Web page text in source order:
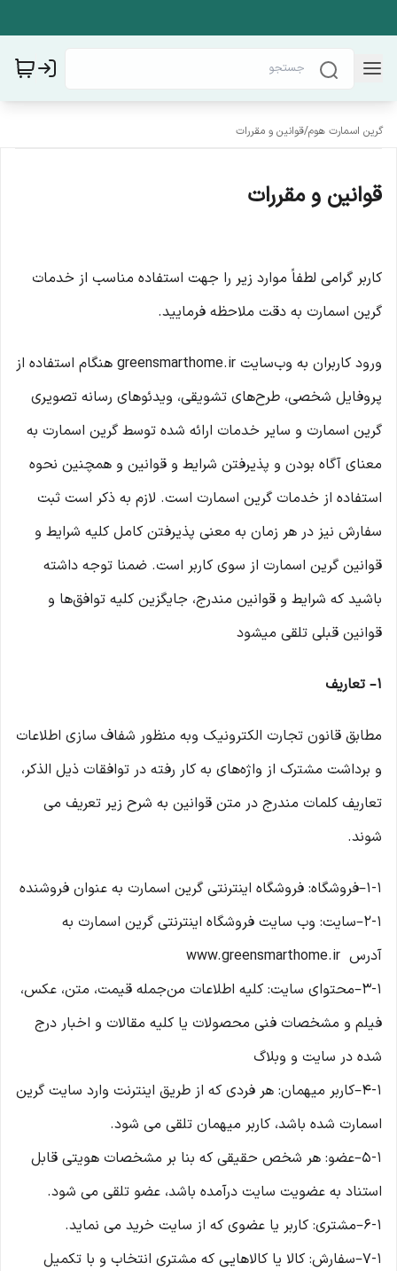
گرین اسمارت هوم/قوانین و مقررات
قوانین و مقررات
کاربر گرامی لطفاً موارد زیر را جهت استفاده مناسب از خدمات
گرین اسمارت به دقت ملاحظه فرمایید.
ورود کاربران به وب‏‌سایت greensmarthome.ir هنگام استفاده از
پروفایل شخصی، طرح‏‌های تشویقی، ویدئوهای رسانه تصویری
گرین اسمارت و سایر خدمات ارائه شده توسط گرین اسمارت به
معنای آگاه بودن و پذیرفتن شرایط و قوانین و همچنین نحوه
استفاده از خدمات گرین اسمارت است. لازم به ذکر است ثبت
سفارش نیز در هر زمان به معنی پذیرفتن کامل کلیه شرایط و
قوانین گرین اسمارت از سوی کاربر است. ضمنا توجه داشته
باشید که شرایط و قوانین مندرج، جایگزین کلیه توافق‏‌ها و
قوانین قبلی تلقی میشود
۱– تعاریف
مطابق قانون تجارت الکترونیک وبه منظور شفاف سازی اطلاعات
و برداشت مشترک از واژه‌های به کار رفته در توافقات ذیل الذکر،
تعاریف کلمات مندرج در متن قوانین به شرح زیر تعریف می
شوند.
۱-۱–فروشگاه: فروشگاه اینترنتی گرین اسمارت به عنوان فروشنده
۲-۱–سایت: وب سایت فروشگاه اینترنتی گرین اسمارت به
آدرس www.greensmarthome.ir
۳-۱–محتوای سایت: کلیه اطلاعات من‌جمله قیمت، متن، عکس،
فیلم و مشخصات فنی محصولات یا کلیه مقالات و اخبار درج
شده در سایت و وبلاگ
۴-۱–کاربر میهمان: هر فردی که از طریق اینترنت وارد سایت گرین
اسمارت شده باشد، کاربر میهمان تلقی می شود.
۵-۱–عضو: هر شخص حقیقی که بنا بر مشخصات هویتی قابل
استناد به عضویت سایت درآمده باشد، عضو تلقی می شود.
۶-۱–مشتری: کاربر یا عضوی که از سایت خرید می نماید.
۷-۱–سفارش: کالا یا کالاهایی که مشتری انتخاب و با تکمیل